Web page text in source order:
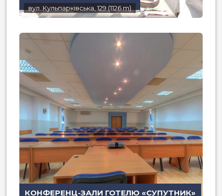
вул. Кульпарківська, 129 (1126 m)
КОНФЕРЕНЦ-ЗАЛИ ГОТЕЛЮ «СУПУТНИК»